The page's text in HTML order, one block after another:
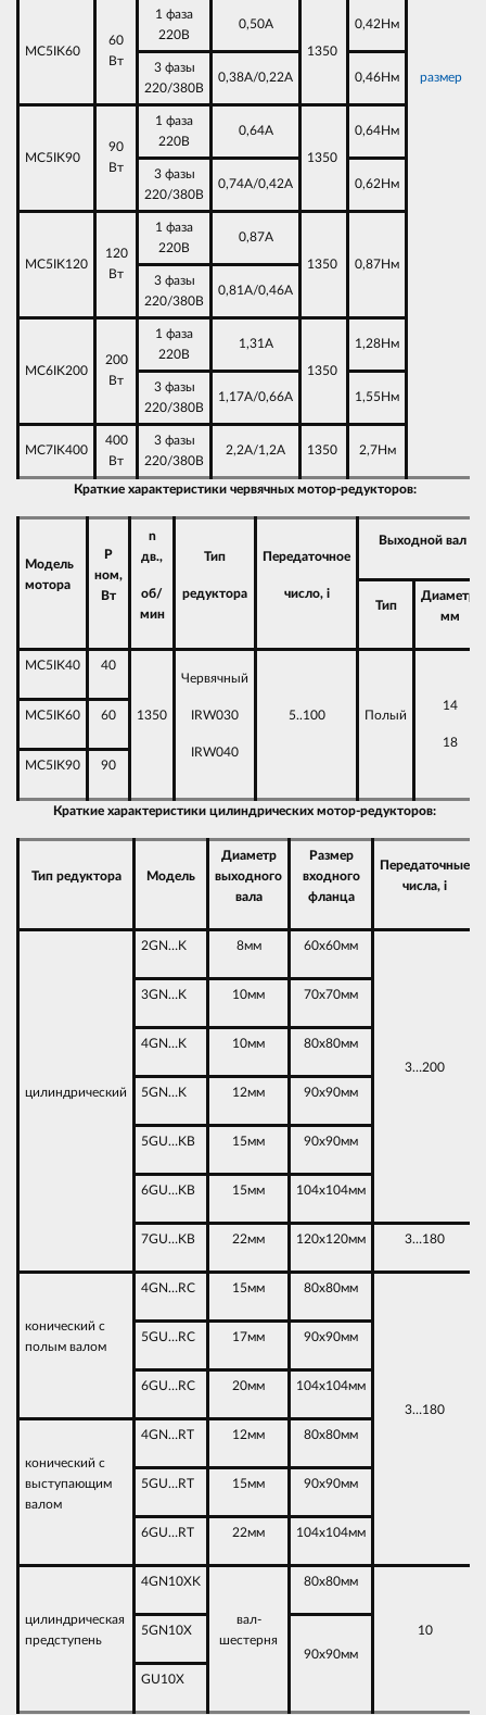
размер
MC5IK60
60
Вт
1 фаза
220В
0,50А
1350
0,42Нм
3 фазы
220/380В
0,38А/0,22А 0,46Нм
MC5IK90
90
Вт
1 фаза
220В
0,64А
1350
0,64Нм
3 фазы
220/380В
0,74А/0,42А 0,62Нм
MC5IK120
120
Вт
1 фаза
220В
0,87А
1350
0,87Нм
3 фазы
220/380В
0,81А/0,46А
MC6IK200
200
Вт
1 фаза
220В
1,31А
1350
1,28Нм
3 фазы
220/380В
1,17А/0,66А 1,55Нм
MC7IK400
400
Вт
3 фазы
220/380В
2,2А/1,2А 1350 2,7Нм
Краткие характеристики червячных мотор-редукторов:
Модель
мотора
P
ном,
Вт
n
дв.,
об/
мин
Тип
редуктора
Передаточное
число, i
Выходной вал
Тип
Диаметр,
мм
MC5IK40 40
1350
Червячный
IRW030
IRW040
5..100 Полый
14
18
MC5IK60 60
MC5IK90 90
Краткие характеристики цилиндрических мотор-редукторов:
Тип редуктора Модель
Диаметр
выходного
вала
Размер
входного
фланца
Передаточные
числа, i
цилиндрический
2GN…K 8мм 60х60мм
3…200
3GN…K 10мм 70х70мм
4GN…K 10мм 80х80мм
5GN…K 12мм 90х90мм
5GU…KB 15мм 90х90мм
6GU…KB 15мм 104х104мм
7GU…KB 22мм 120х120мм 3…180
конический с
полым валом
4GN…RC 15мм 80х80мм
3…180
5GU…RC 17мм 90х90мм
6GU…RC 20мм 104х104мм
конический с
выступающим
валом
4GN…RT 12мм 80х80мм
5GU…RT 15мм 90х90мм
6GU…RT 22мм 104х104мм
цилиндрическая
предступень
4GN10XK
вал-
шестерня
80х80мм
10
5GN10X
90х90мм
GU10X